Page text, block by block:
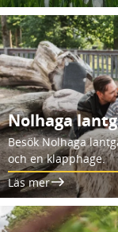
Nolhaga
Besök Nolhaga
och en klapphage.
Läs mer